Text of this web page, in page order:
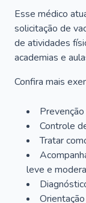
Esse médico
solicitação de
de atividades
academias e
Confira mais
Controle
Tratar
leve e